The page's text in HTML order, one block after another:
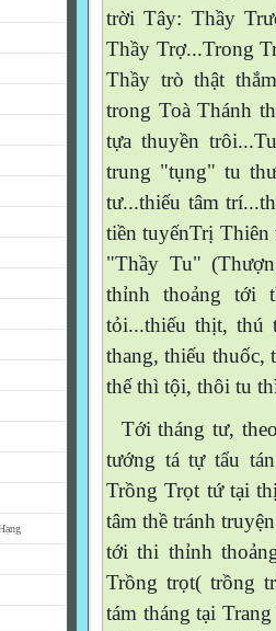
trời Tây: Thầy
Thầy Trợ...Trong
Thầy trò thật
trong Toà Thánh
tựa thuyền
trung "tụng" tu
tư...thiếu tâm
tiền tuyếnTrị
"Thầy Tu"
thỉnh thoảng tới
tỏi...thiếu thịt, thú
thang, thiếu thuốc,
thế thì tội, thôi tu
Tới tháng tư,
tướng tá tự tẩu
Trồng Trọt tứ tại
tâm thề tránh
tới thi thỉnh
Trồng trọt( trồng
tám tháng tại